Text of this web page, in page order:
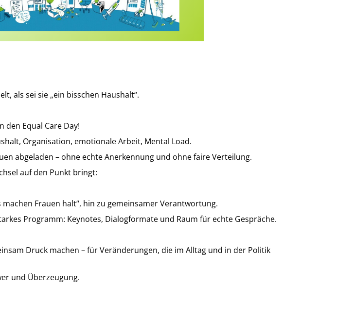
als sei sie „ein bisschen Haushalt“.
Equal Care Day!
Organisation, emotionale Arbeit, Mental Load.
abgeladen – ohne echte Anerkennung und ohne faire Verteilung.
auf den Punkt bringt:
Frauen halt“, hin zu gemeinsamer Verantwortung.
Programm: Keynotes, Dialogformate und Raum für echte Gespräche.
Druck machen – für Veränderungen, die im Alltag und in der Politik
und Überzeugung.